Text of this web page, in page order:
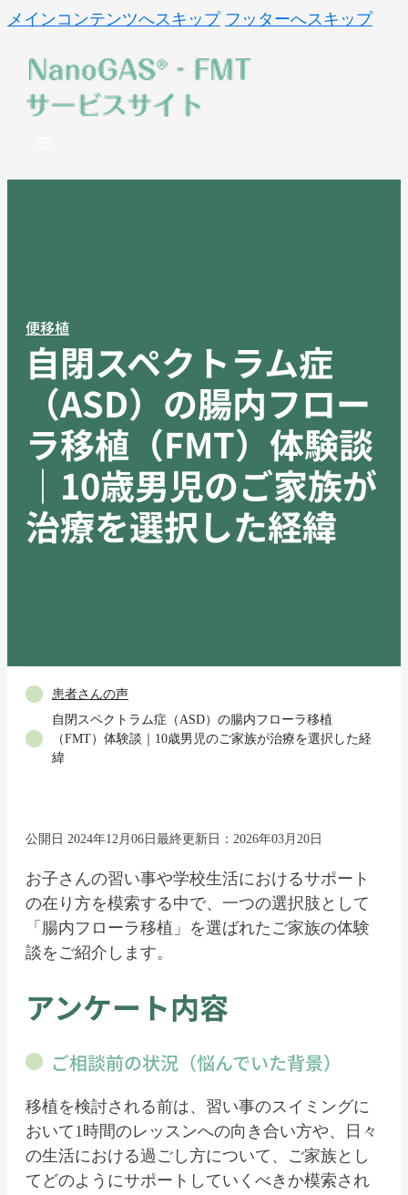
メインコンテンツへスキップ フッターへスキップ
便移植
自閉スペクトラム症
（ASD）の腸内フロー
ラ移植（FMT）体験談
｜10歳男児のご家族が
治療を選択した経緯
患者さんの声
自閉スペクトラム症（ASD）の腸内フローラ移植
（FMT）体験談｜10歳男児のご家族が治療を選択した経
緯
公開日 2024年12月06日最終更新日：2026年03月20日
お子さんの習い事や学校生活におけるサポート
の在り方を模索する中で、一つの選択肢として
「腸内フローラ移植」を選ばれたご家族の体験
談をご紹介します。
アンケート内容
ご相談前の状況（悩んでいた背景）
移植を検討される前は、習い事のスイミングに
おいて1時間のレッスンへの向き合い方や、日々
の生活における過ごし方について、ご家族とし
てどのようにサポートしていくべきか模索され